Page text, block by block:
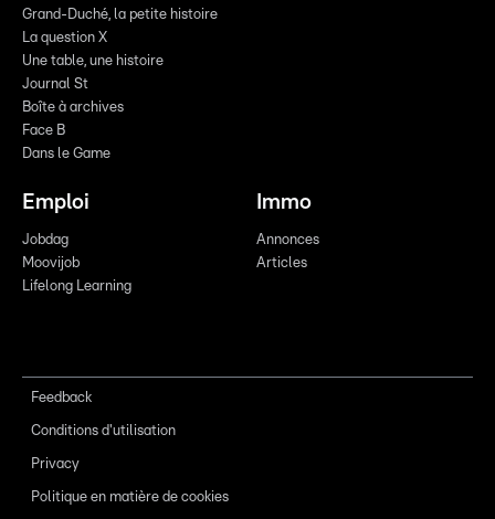
Grand-Duché, la petite histoire
La question X
Une table, une histoire
Journal St
Boîte à archives
Face B
Dans le Game
Emploi
Jobdag
Moovijob
Lifelong Learning
Immo
Annonces
Articles
Feedback
Conditions d'utilisation
Privacy
Politique en matière de cookies